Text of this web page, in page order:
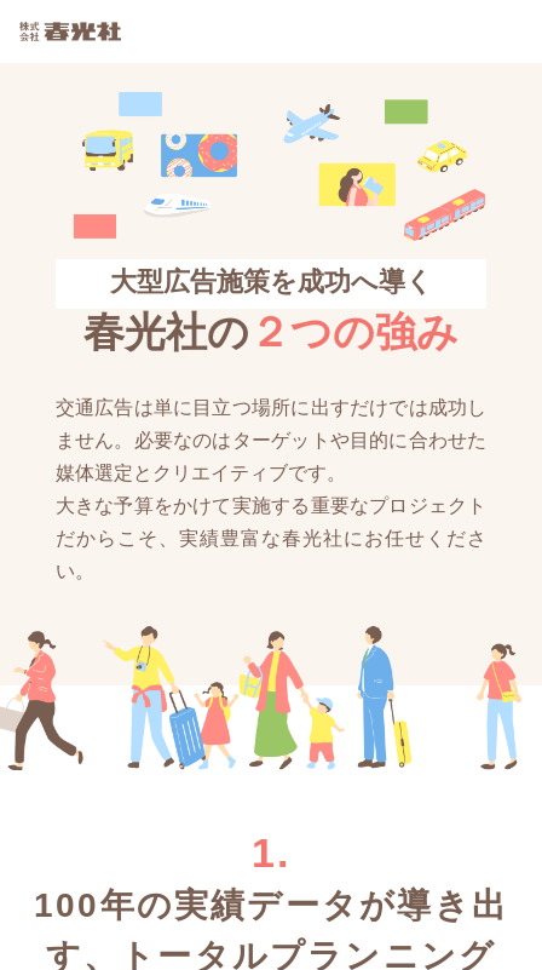
大型広告施策を成功へ導く
春光社の ２つの強み
交通広告は単に目立つ場所に出すだけでは成功し
ません。必要なのはターゲットや目的に合わせた
媒体選定とクリエイティブです。
大きな予算をかけて実施する重要なプロジェクト
だからこそ、実績豊富な春光社にお任せくださ
い。
1.
100年の実績データが導き出
す、
トータルプランニング